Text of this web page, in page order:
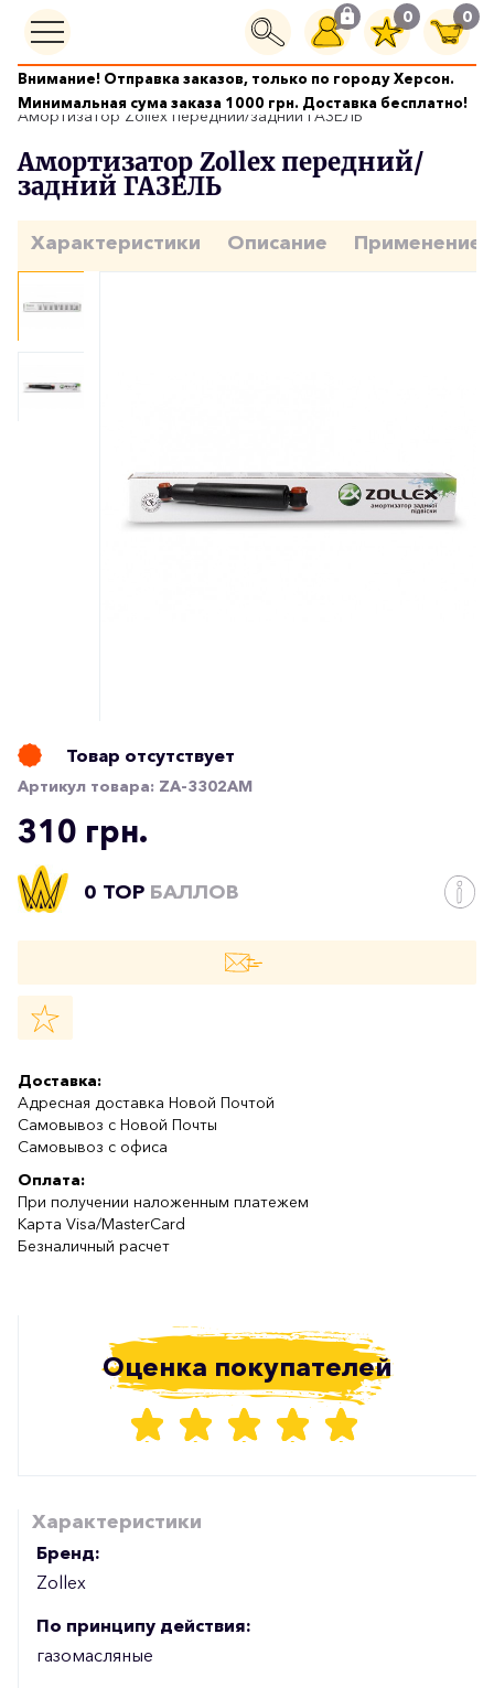
0 0
Внимание! Отправка заказов, только по городу Херсон.
Минимальная сума заказа 1000 грн. Доставка бесплатно!
Ходовая часть
Амортизатор Zollex передний/задний ГАЗЕЛЬ
Амортизатор Zollex передний/
задний ГАЗЕЛЬ
Характеристики Описание Применение
Товар отсутствует
Артикул товара: ZA-3302AM
310 грн.
0 TOP БАЛЛОВ
Доставка:
Адресная доставка Новой Почтой
Самовывоз с Новой Почты
Самовывоз с офиса
Оплата:
При получении наложенным платежем
Карта Visa/MasterCard
Безналичный расчет
Оценка покупателей
Характеристики
Бренд:
Zollex
По принципу действия:
газомасляные